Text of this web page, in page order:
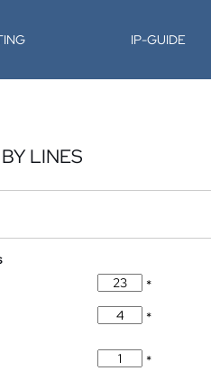
IP-GUIDE
LINES
*
*
*